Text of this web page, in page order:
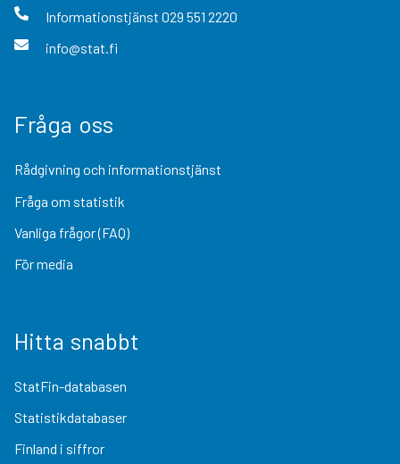
Informationstjänst 029 551 2220
info@stat.fi
Fråga oss
Rådgivning och informationstjänst
Fråga om statistik
Vanliga frågor (FAQ)
För media
Hitta snabbt
StatFin-databasen
Statistikdatabaser
Finland i siffror